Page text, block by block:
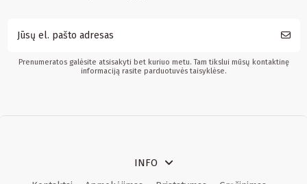
Prenumeratos galėsite atsisakyti bet kuriuo metu. Tam tikslui mūsų kontaktinę
informaciją rasite parduotuvės taisyklėse.
INFO